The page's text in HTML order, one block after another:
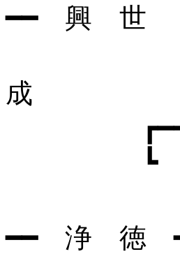
━━ 興 世
成
┗ 俊澄
━━ 浄 徳